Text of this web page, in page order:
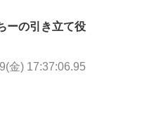
ーの引き立て役
金) 17:37:06.95